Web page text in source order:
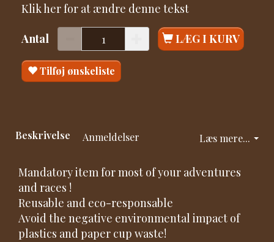
Klik her for at ændre denne tekst
Antal LÆG I KURV
Tilføj ønskeliste
Læs mere...
Beskrivelse Anmeldelser
Mandatory item for most of your adventures
and races !
Reusable and eco-responsable
Avoid the negative environmental impact of
plastics and paper cup waste!